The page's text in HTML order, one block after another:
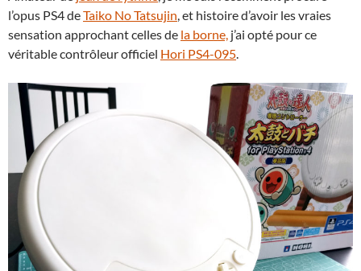
l’opus PS4 deTaiko No Tatsujin, et histoire d’avoir les vraies
sensation approchant celles de la borne, j’ai opté pour ce
véritable contrôleur officiel Hori PS4-095.